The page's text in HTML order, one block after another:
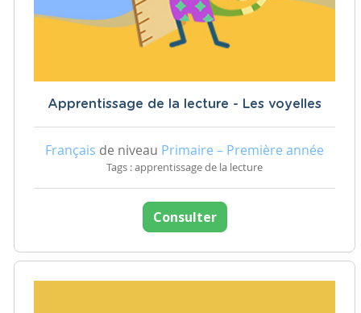
Apprentissage de la lecture - Les voyelles
Français de niveau Primaire – Première année
Tags : apprentissage de la lecture
Consulter